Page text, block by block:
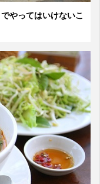
やってはいけないこ